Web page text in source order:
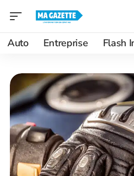
Auto Entreprise Flash